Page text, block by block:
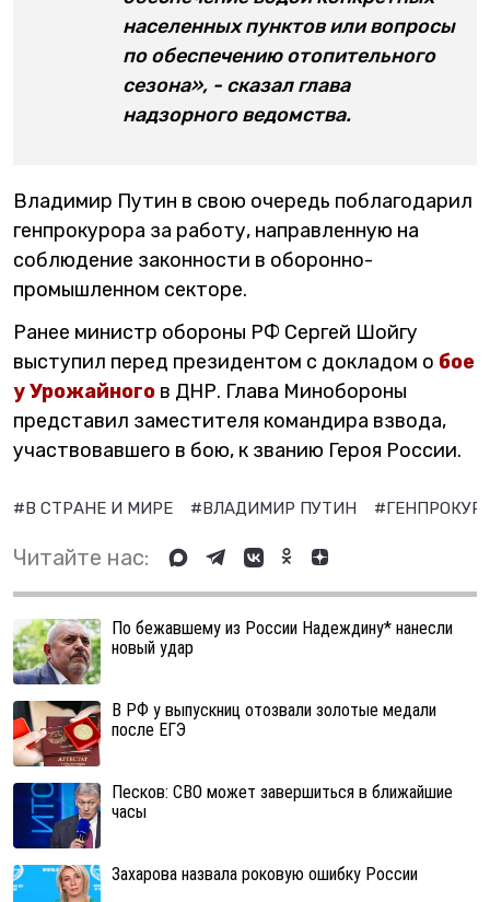
населенных пунктов или вопросы
по обеспечению отопительного
сезона», - сказал глава
надзорного ведомства.
Владимир Путин в свою очередь поблагодарил
генпрокурора за работу, направленную на
соблюдение законности в оборонно-
промышленном секторе.
Ранее министр обороны РФ Сергей Шойгу
выступил перед президентом с докладом о бое
у Урожайного в ДНР. Глава Минобороны
представил заместителя командира взвода,
участвовавшего в бою, к званию Героя России.
#В СТРАНЕ И МИРЕ #ВЛАДИМИР ПУТИН
Читайте нас:
По бежавшему из России Надеждину* нанесли
новый удар
В РФ у выпускниц отозвали золотые медали
после ЕГЭ
Песков: СВО может завершиться в ближайшие
часы
Захарова назвала роковую ошибку России